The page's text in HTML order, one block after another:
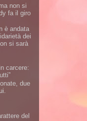
non si
fa il giro
è andata
dei
si sarà
carcere:
due
del